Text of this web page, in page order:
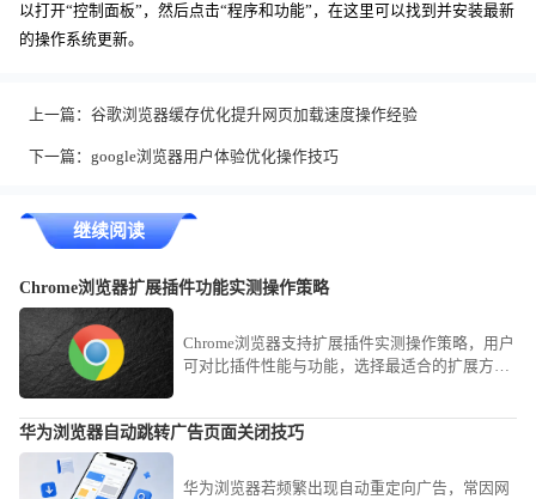
以打开“控制面板”，然后点击“程序和功能”，在这里可以找到并安装最新
的操作系统更新。
上一篇： 谷歌浏览器缓存优化提升网页加载速度操作经验
下一篇： google浏览器用户体验优化操作技巧
继续阅读
Chrome浏览器扩展插件功能实测操作策略
Chrome浏览器支持扩展插件实测操作策略，用户
可对比插件性能与功能，选择最适合的扩展方
华为浏览器自动跳转广告页面关闭技巧
华为浏览器若频繁出现自动重定向广告，常因网